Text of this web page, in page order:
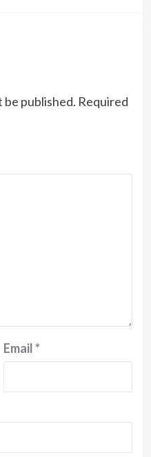
be published. Required
Email*